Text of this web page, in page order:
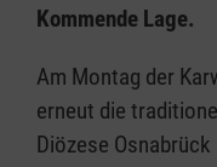
Kommende Lage.
Am Montag der
erneut die
Diözese